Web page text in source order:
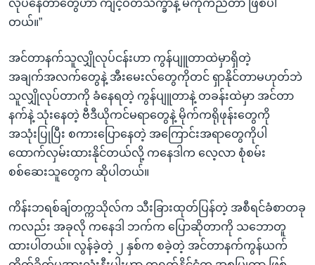
လုပ်နေတာတွေဟာ ကျင့်ဝတ်သိက္ခာနဲ့ မကိုက်ညီတာ ဖြစ်ပါ
တယ်။”
အင်တာနက်သူလျှိုလုပ်ငန်းဟာ ကွန်ပျူတာထဲမှာရှိတဲ့
အချက်အလက်တွေနဲ့ အီးမေးလ်တွေကိုတင် ရှာနိုင်တာမဟုတ်ဘဲ
သူလျှိုလုပ်တာကို ခံနေရတဲ့ ကွန်ပျူတာနဲ့ တခန်းထဲမှာ အင်တာ
နက်နဲ့ သုံးနေတဲ့ ဗီဒီယိုကင်မရာတွေနဲ့ မိုက်ကရိုဖုန်းတွေကို
အသုံးပြုပြီး စကားပြောနေတဲ့ အကြောင်းအရာတွေကိုပါ
ထောက်လှမ်းထားနိုင်တယ်လို့ ကနေဒါက လေ့လာ စုံစမ်း
စစ်ဆေးသူတွေက ဆိုပါတယ်။
ကိန်းဘရစ်ချ်တက္ကသိုလ်က သီးခြားထုတ်ပြန်တဲ့ အစီရင်ခံစာတခု
ကလည်း အခုလို ကနေဒါ ဘက်က ပြောဆိုတာကို သဘောတူ
ထားပါတယ်။ လွန်ခဲ့တဲ့ ၂ နှစ်က စခဲ့တဲ့ အင်တာနက်ကွန်ယက်